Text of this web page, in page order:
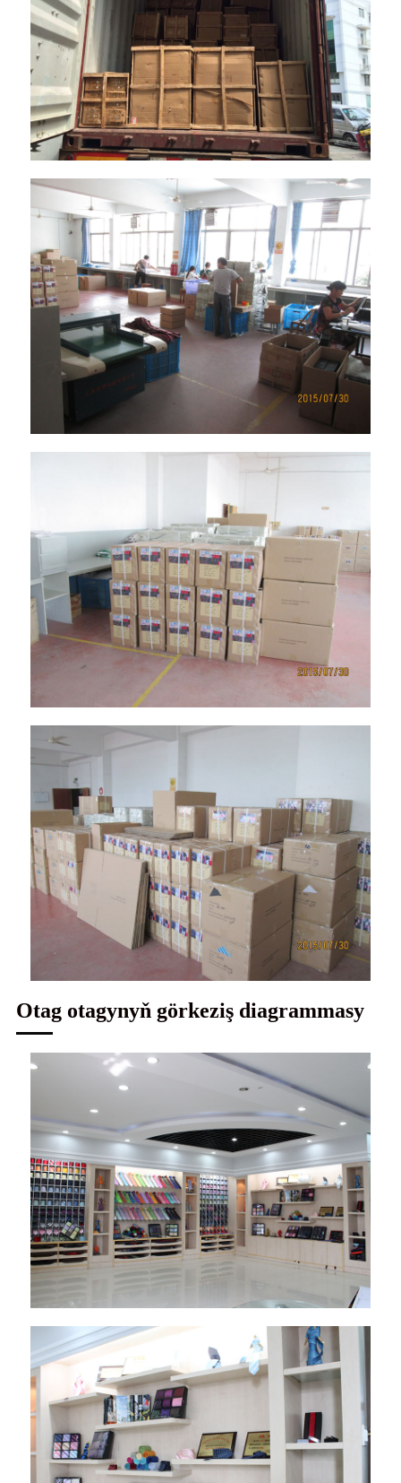
Otag otagynyň görkeziş diagrammasy